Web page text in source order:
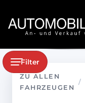
ZU ALLEN
FAHRZEUGEN
/
Filter